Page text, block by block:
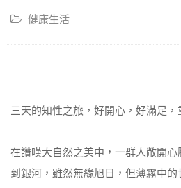
健康生活
三天的知性之旅，好開心，好滿足，
在讚嘆大自然之美中，一群人敞開
到銀河，雖然無緣旭日，但薄霧中